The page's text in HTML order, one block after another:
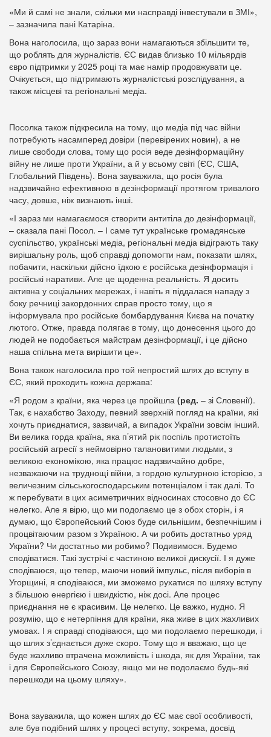
«Ми й самі не знали, скільки ми насправді інвестували в ЗМІ»,
– зазначила пані Катаріна.
Вона наголосила, що зараз вони намагаються збільшити те,
що роблять для журналістів. ЄС видав близько 10 мільярдів
євро підтримки у 2025 році та має намір продовжувати це.
Очікується, що підтримають журналістські розслідування, а
також місцеві та регіональні медіа.
Посолка також підкресила на тому, що медіа під час війни
потребують насамперед довіри (перевірених новин), а не
лише свободи слова, тому що росія веде дезінформаційну
війну не лише проти України, а й у всьому світі (ЄС, США,
Глобальний Південь). Вона зауважила, що росія була
надзвичайно ефективною в дезінформації протягом тривалого
часу, довше, ніж визнають інші.
«І зараз ми намагаємося створити антитіла до дезінформації,
– сказала пані Посол. – І саме тут українське громадянське
суспільство, українські медіа, регіональні медіа відіграють таку
вирішальну роль, щоб справді допомогти нам, показати шлях,
побачити, наскільки дійсно їдкою є російська дезінформація і
російські наративи. Але це щоденна реальність. Я досить
активна у соціальних мережах, і навіть я піддалася нападу з
боку речниці закордонних справ просто тому, що я
інформувала про російське бомбардування Києва на початку
лютого. Отже, правда полягає в тому, що донесення цього до
людей не подобається майстрам дезінформації, і це дійсно
наша спільна мета вирішити це».
Вона також наголосила про той непростий шлях до вступу в
ЄС, який проходить кожна держава:
«Я родом з країни, яка через це пройшла (ред. – зі Словенії).
Так, є нахабство Заходу, певний зверхній погляд на країни, які
хочуть приєднатися, зазвичай, а випадок України зовсім інший.
Ви велика горда країна, яка п’ятий рік поспіль протистоїть
російській агресії з неймовірно талановитими людьми, з
великою економікою, яка працює надзвичайно добре,
незважаючи на труднощі війни, з гордою культурною історією, з
величезним сільськогосподарським потенціалом і так далі. То
ж перебувати в цих асиметричних відносинах стосовно до ЄС
нелегко. Але я вірю, що ми подолаємо це з обох сторін, і я
думаю, що Європейський Союз буде сильнішим, безпечнішим і
процвітаючим разом з Україною. А чи робить достатньо уряд
України? Чи достатньо ми робимо? Подивимося. Будемо
сподіватися. Такі зустрічі є частиною великої дискусії. І я дуже
сподіваюся, що тепер, маючи новий імпульс, після виборів в
Угорщині, я сподіваюся, ми зможемо рухатися по шляху вступу
з більшою енергією і швидкістю, ніж досі. Але процес
приєднання не є красивим. Це нелегко. Це важко, нудно. Я
розумію, що є нетерпіння для країни, яка живе в цих жахливих
умовах. І я справді сподіваюся, що ми подолаємо перешкоди, і
що шлях з’єднається дуже скоро. Тому що я вважаю, що це
буде жахливо втрачена можливість і шкода, як для України, так
і для Європейського Союзу, якщо ми не подолаємо будь-які
перешкоди на цьому шляху».
Вона зауважила, що кожен шлях до ЄС має свої особливості,
але був подібний шлях у процесі вступу, зокрема, досвід